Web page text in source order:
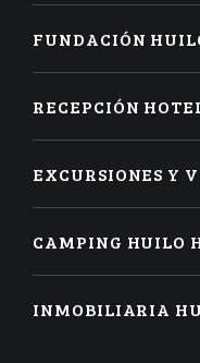
FUNDACIÓN
RECEPCIÓN
EXCURSIONES Y
CAMPING HUILO
INMOBILIARIA